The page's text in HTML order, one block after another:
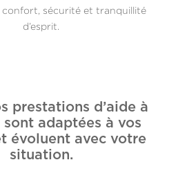
sécurité et tranquillité
d’esprit.
prestations d’aide à
adaptées à vos
évoluent avec votre
situation.